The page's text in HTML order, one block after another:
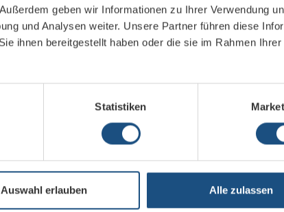
geben wir Informationen zu Ihrer Verwendung
und Analysen weiter. Unsere Partner führen diese
ihnen bereitgestellt haben oder die sie im Rahmen
Statistiken
Auswahl erlauben Alle zulassen
gutem Essen und Raum für Gespräche
mit dabei
an events@pik.